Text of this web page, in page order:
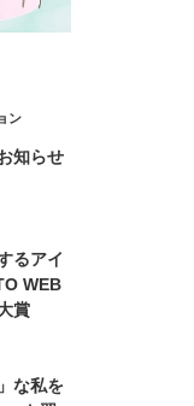
ン
知らせ
るアイ
WEB
賞
な私を